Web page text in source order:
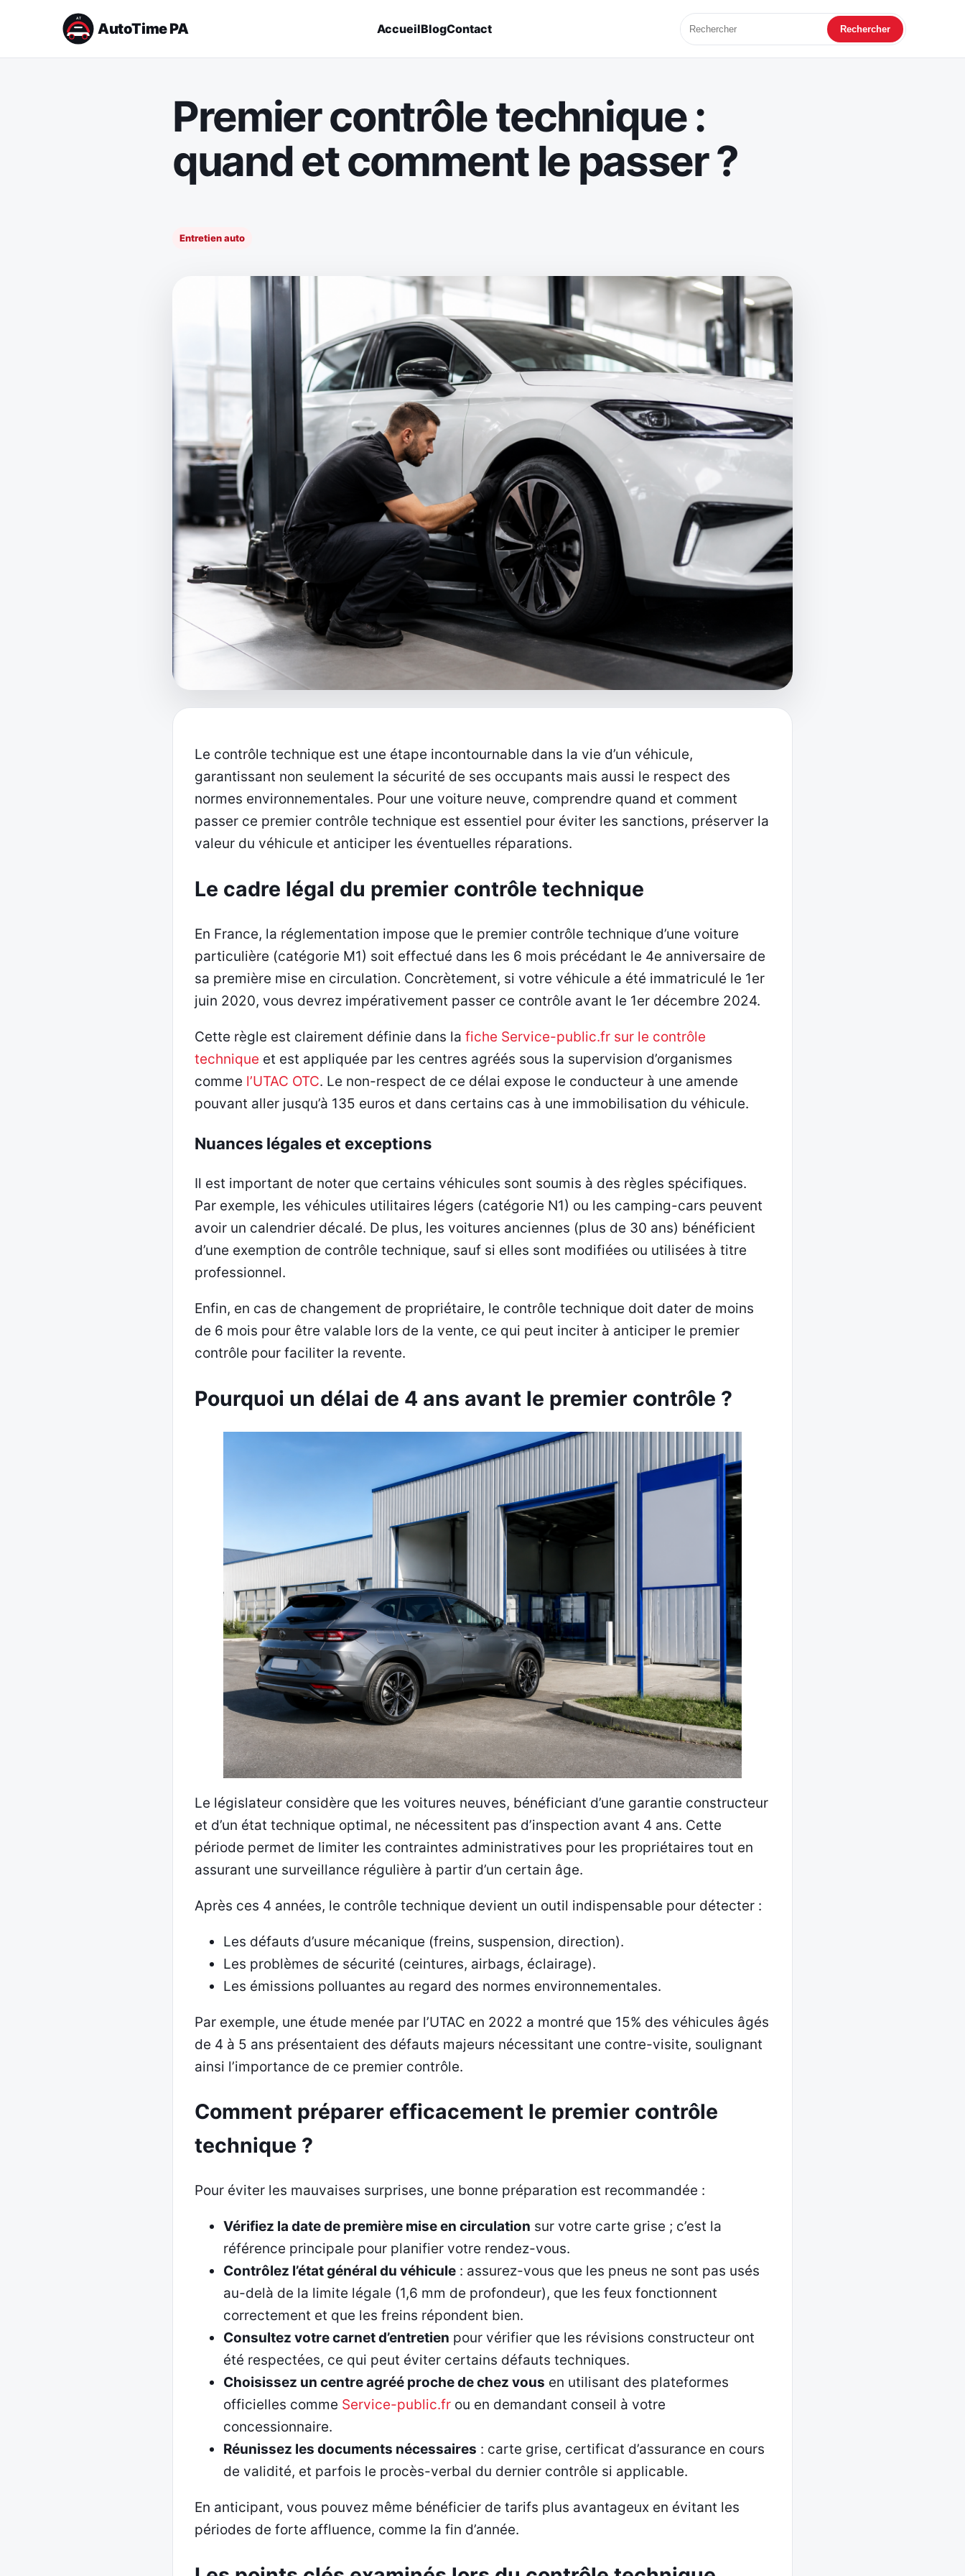
AutoTime PA AccueilBlogContact Rechercher
Premier contrôle technique :
quand et comment le passer ?
Entretien auto
Le contrôle technique est une étape incontournable dans la vie d’un véhicule,
garantissant non seulement la sécurité de ses occupants mais aussi le respect des
normes environnementales. Pour une voiture neuve, comprendre quand et comment
passer ce premier contrôle technique est essentiel pour éviter les sanctions, préserver la
valeur du véhicule et anticiper les éventuelles réparations.
Le cadre légal du premier contrôle technique
En France, la réglementation impose que le premier contrôle technique d’une voiture
particulière (catégorie M1) soit effectué dans les 6 mois précédant le 4e anniversaire de
sa première mise en circulation. Concrètement, si votre véhicule a été immatriculé le 1er
juin 2020, vous devrez impérativement passer ce contrôle avant le 1er décembre 2024.
Cette règle est clairement définie dans la fiche Service-public.fr sur le contrôle
technique et est appliquée par les centres agréés sous la supervision d’organismes
comme l’UTAC OTC. Le non-respect de ce délai expose le conducteur à une amende
pouvant aller jusqu’à 135 euros et dans certains cas à une immobilisation du véhicule.
Nuances légales et exceptions
Il est important de noter que certains véhicules sont soumis à des règles spécifiques.
Par exemple, les véhicules utilitaires légers (catégorie N1) ou les camping-cars peuvent
avoir un calendrier décalé. De plus, les voitures anciennes (plus de 30 ans) bénéficient
d’une exemption de contrôle technique, sauf si elles sont modifiées ou utilisées à titre
professionnel.
Enfin, en cas de changement de propriétaire, le contrôle technique doit dater de moins
de 6 mois pour être valable lors de la vente, ce qui peut inciter à anticiper le premier
contrôle pour faciliter la revente.
Pourquoi un délai de 4 ans avant le premier contrôle ?
Le législateur considère que les voitures neuves, bénéficiant d’une garantie constructeur
et d’un état technique optimal, ne nécessitent pas d’inspection avant 4 ans. Cette
période permet de limiter les contraintes administratives pour les propriétaires tout en
assurant une surveillance régulière à partir d’un certain âge.
Après ces 4 années, le contrôle technique devient un outil indispensable pour détecter :
Les défauts d’usure mécanique (freins, suspension, direction).
Les problèmes de sécurité (ceintures, airbags, éclairage).
Les émissions polluantes au regard des normes environnementales.
Par exemple, une étude menée par l’UTAC en 2022 a montré que 15% des véhicules âgés
de 4 à 5 ans présentaient des défauts majeurs nécessitant une contre-visite, soulignant
ainsi l’importance de ce premier contrôle.
Comment préparer efficacement le premier contrôle
technique ?
Pour éviter les mauvaises surprises, une bonne préparation est recommandée :
Vérifiez la date de première mise en circulation sur votre carte grise ; c’est la
référence principale pour planifier votre rendez-vous.
Contrôlez l’état général du véhicule : assurez-vous que les pneus ne sont pas usés
au-delà de la limite légale (1,6 mm de profondeur), que les feux fonctionnent
correctement et que les freins répondent bien.
Consultez votre carnet d’entretien pour vérifier que les révisions constructeur ont
été respectées, ce qui peut éviter certains défauts techniques.
Choisissez un centre agréé proche de chez vous en utilisant des plateformes
officielles comme Service-public.fr ou en demandant conseil à votre
concessionnaire.
Réunissez les documents nécessaires : carte grise, certificat d’assurance en cours
de validité, et parfois le procès-verbal du dernier contrôle si applicable.
En anticipant, vous pouvez même bénéficier de tarifs plus avantageux en évitant les
périodes de forte affluence, comme la fin d’année.